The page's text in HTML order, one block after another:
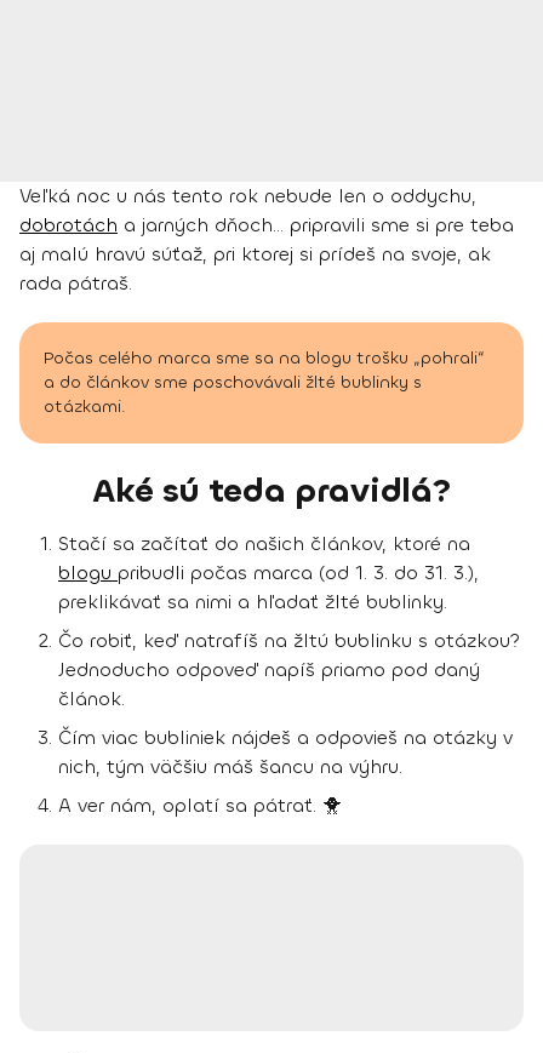
Veľká noc u nás tento rok nebude len o oddychu,
dobrotách a jarných dňoch… pripravili sme si pre teba
aj malú hravú súťaž, pri ktorej si prídeš na svoje, ak
rada pátraš.
Počas celého marca sme sa na blogu trošku „pohrali“
a do článkov sme poschovávali žlté bublinky s
otázkami.
Aké sú teda pravidlá?
Stačí sa začítať do našich článkov, ktoré na
blogu pribudli počas marca (od 1. 3. do 31. 3.),
preklikávať sa nimi a hľadať žlté bublinky.
Čo robiť, keď natrafíš na žltú bublinku s otázkou?
Jednoducho odpoveď napíš priamo pod daný
článok.
Čím viac bubliniek nájdeš a odpovieš na otázky v
nich, tým väčšiu máš šancu na výhru.
A ver nám, oplatí sa pátrať. 🐥